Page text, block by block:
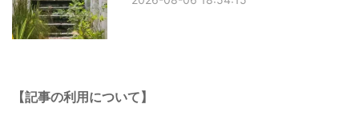
【記事の利用について】